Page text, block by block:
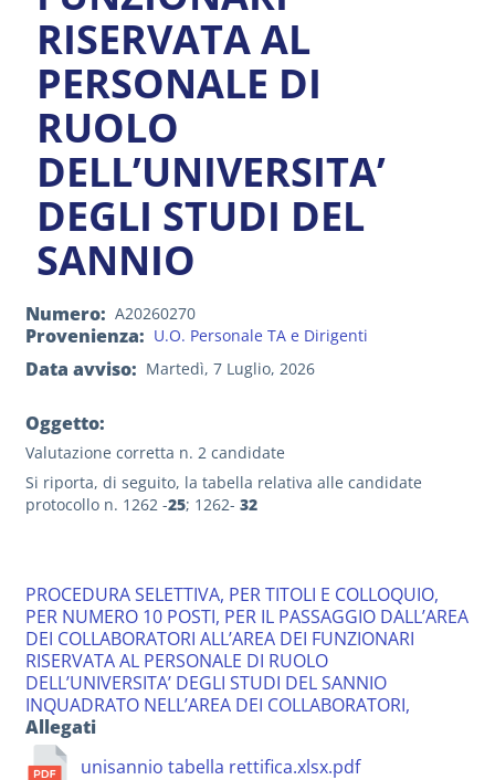
RISERVATA AL
PERSONALE DI
RUOLO
DELL’UNIVERSITA’
DEGLI STUDI DEL
SANNIO
Numero A20260270
Provenienza U.O. Personale TA e Dirigenti
Data avviso Martedì, 7 Luglio, 2026
Oggetto:
Valutazione corretta n. 2 candidate
Si riporta, di seguito, la tabella relativa alle candidate
protocollo n. 1262 -25; 1262- 32
PROCEDURA SELETTIVA, PER TITOLI E COLLOQUIO,
PER NUMERO 10 POSTI, PER IL PASSAGGIO DALL’AREA
DEI COLLABORATORI ALL’AREA DEI FUNZIONARI
RISERVATA AL PERSONALE DI RUOLO
DELL’UNIVERSITA’ DEGLI STUDI DEL SANNIO
INQUADRATO NELL’AREA DEI COLLABORATORI,
Allegati
unisannio tabella rettifica.xlsx.pdf